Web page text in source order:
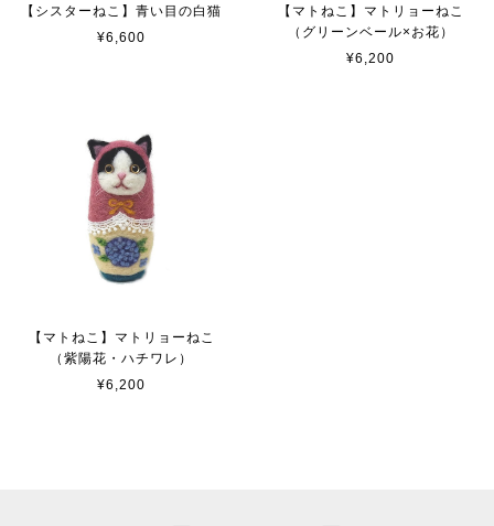
【シスターねこ】青い目の白猫
¥6,600
【マトねこ】マトリョーねこ
（グリーンベール×お花）
¥6,200
【マトねこ】マトリョーねこ
（紫陽花・ハチワレ）
¥6,200